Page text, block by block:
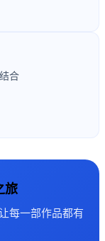
合
旅
每一部作品都有